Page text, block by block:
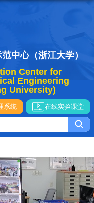
中心（浙江大学）
Center for
Engineering
University)
系统 在线实验课堂